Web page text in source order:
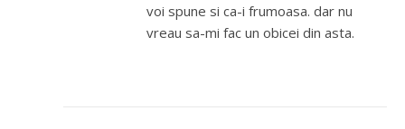
voi spune si ca-i frumoasa. dar nu
vreau sa-mi fac un obicei din asta.